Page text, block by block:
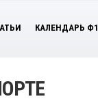
КАЛЕНДАРЬ Ф1